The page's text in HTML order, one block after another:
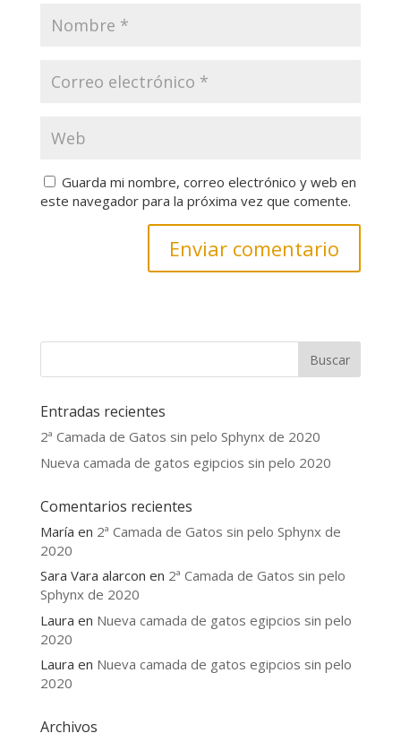
Guarda mi nombre, correo electrónico y web en
este navegador para la próxima vez que comente.
Entradas recientes
2ª Camada de Gatos sin pelo Sphynx de 2020
Nueva camada de gatos egipcios sin pelo 2020
Comentarios recientes
María en 2ª Camada de Gatos sin pelo Sphynx de
2020
Sara Vara alarcon en 2ª Camada de Gatos sin pelo
Sphynx de 2020
Laura en Nueva camada de gatos egipcios sin pelo
2020
Laura en Nueva camada de gatos egipcios sin pelo
2020
Archivos